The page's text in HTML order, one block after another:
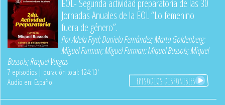
EOL- Segunda actividad preparatoria de las 30
Jornadas Anuales de la EOL “Lo femenino
fuera de género”.
PorAdela Fryd;Daniela Fernández;Marta Goldenberg;
Miguel Furman;Miguel Furman;Miquel Bassols;Miquel
Bassols;Raquel Vargas
7 episodios | duración total: 124:13'
Audio en: Español
EPISODIOS DISPONIBLES